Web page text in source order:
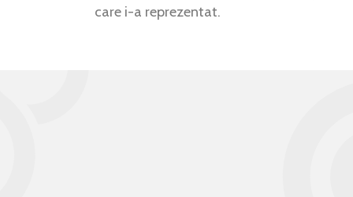
care i-a reprezentat.